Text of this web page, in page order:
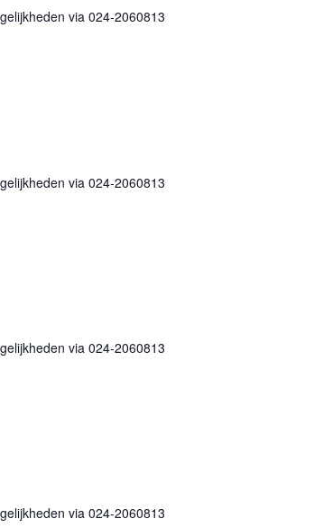
via 024-2060813
via 024-2060813
via 024-2060813
via 024-2060813